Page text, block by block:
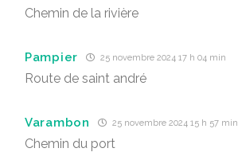
Chemin de la rivière
Pampier 25 novembre 2024 17 h 04 min
Route de saint andré
Varambon 25 novembre 2024 15 h 57 min
Chemin du port